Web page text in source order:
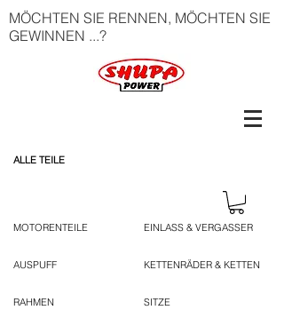
MÖCHTEN SIE RENNEN, MÖCHTEN SIE
GEWINNEN ...?
ALLE TEILE
MOTORENTEILE
AUSPUFF
RAHMEN
EINLASS & VERGASSER
KETTENRÄDER & KETTEN
SITZE